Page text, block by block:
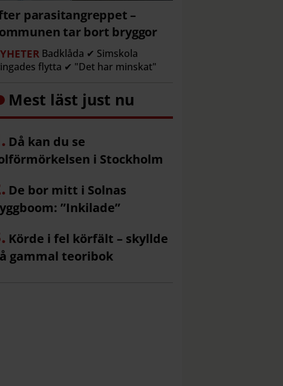
parasitangreppet –
tar bort bryggor
Badklåda ✔ Simskola
flytta ✔ "Det har minskat"
Mest läst just nu
Då kan du se
i Stockholm
De bor mitt i Solnas
”Inkilade”
Körde i fel körfält – skyllde
gammal teoribok